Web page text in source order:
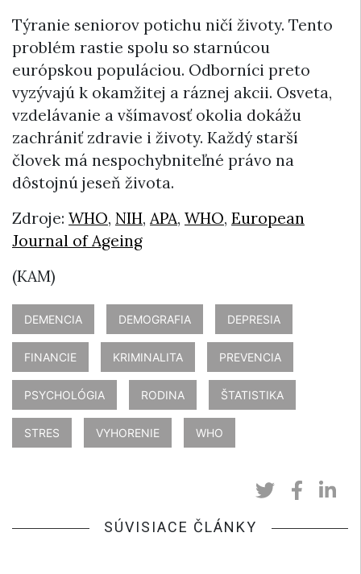
Týranie seniorov potichu ničí životy. Tento
problém rastie spolu so starnúcou
európskou populáciou. Odborníci preto
vyzývajú k okamžitej a ráznej akcii. Osveta,
vzdelávanie a všímavosť okolia dokážu
zachrániť zdravie i životy. Každý starší
človek má nespochybniteľné právo na
dôstojnú jeseň života.
Zdroje: WHO, NIH, APA, WHO, European
Journal of Ageing
(KAM)
DEMENCIA DEMOGRAFIA DEPRESIA
FINANCIE KRIMINALITA PREVENCIA
PSYCHOLÓGIA RODINA ŠTATISTIKA
STRES VYHORENIE WHO
SÚVISIACE ČLÁNKY